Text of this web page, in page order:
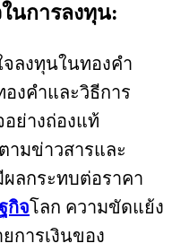
นการลงทุน:
ลงทุนในทองคำ
งคำและวิธีการ
ย่างถ่องแท้
ามข่าวสารและ
ลกระทบต่อราคา
กิจโลก ความขัดแย้ง
การเงินของ